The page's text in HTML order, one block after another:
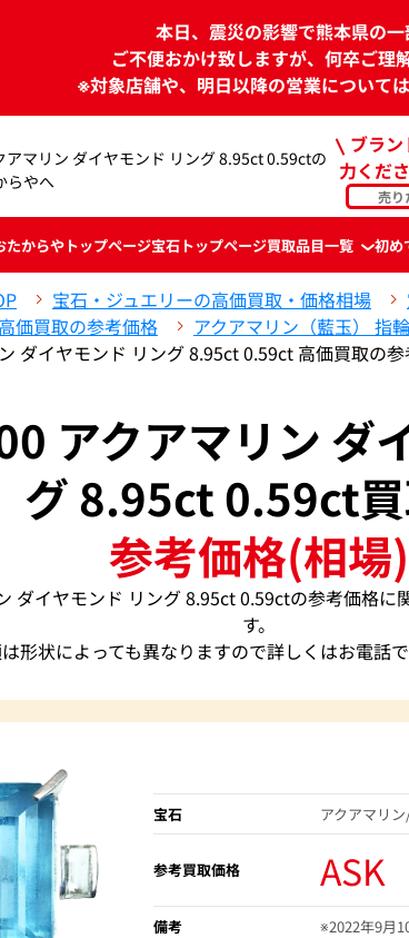
本日、震災の影響で熊本県の一
ご不便おかけ致しますが、何卒ご理
※対象店舗や、明日以降の営業について
アマリン ダイヤモンド リング 8.95ct 0.59ctの
らやへ
ブラ
力くだ
たからやトップページ宝石トップページ買取品目一覧 初め
宝石・ジュエリーの高価買取・価格相場
価買取の参考価格
アクアマリン（藍玉） 指
ダイヤモンド リング 8.95ct 0.59ct 高価買取の
アクアマリン ダ
グ 8.95ct 0.59ct
参考価格(相場)
ダイヤモンド リング 8.95ct 0.59ctの参考価格に
す。
形状によっても異なりますので詳しくはお電話
宝石 アクアマリ
参考買取価格 ASK
備考 ※2022年9月